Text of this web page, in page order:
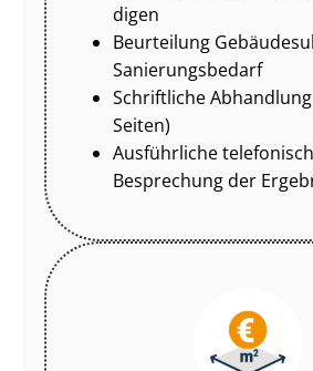
di­gen
Beurteilung
Sa­nie­rungs­be­darf
Schriftliche Abhandlung
Seiten)
Ausführliche
Besprechung der